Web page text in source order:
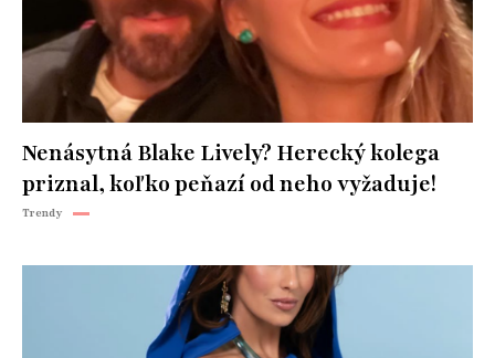
Nenásytná Blake Lively? Herecký kolega
priznal, koľko peňazí od neho vyžaduje!
Trendy